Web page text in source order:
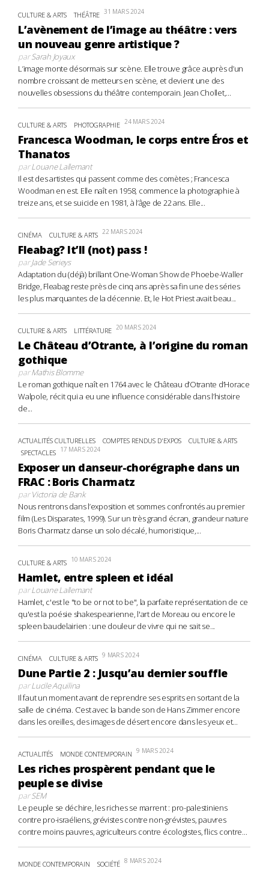
CULTURE & ARTS THÉÂTRE 31 MARS 2024
L’avènement de l’image au théâtre : vers
un nouveau genre artistique ?
parSarah Joyaux
L’image monte désormais sur scène. Elle trouve grâce auprès d’un
nombre croissant de metteurs en scène, et devient une des
nouvelles obsessions du théâtre contemporain. Jean Chollet,...
CULTURE & ARTS PHOTOGRAPHIE 24 MARS 2024
Francesca Woodman, le corps entre Éros et
Thanatos
parLouane Lallemant
Il est des artistes qui passent comme des comètes ; Francesca
Woodman en est. Elle naît en 1958, commence la photographie à
treize ans, et se suicide en 1981, à l’âge de 22 ans. Elle...
CINÉMA CULTURE & ARTS 22 MARS 2024
Fleabag? It’ll (not) pass !
parJade Serieys
Adaptation du (déjà) brillant One-Woman Show de Phoebe-Waller
Bridge, Fleabag reste près de cinq ans après sa fin une des séries
les plus marquantes de la décennie. Et, le Hot Priest avait beau...
CULTURE & ARTS LITTÉRATURE 20 MARS 2024
Le Château d’Otrante, à l’origine du roman
gothique
parMathis Blomme
Le roman gothique naît en 1764 avec le Château d’Otrante d’Horace
Walpole, récit qui a eu une influence considérable dans l’histoire
de...
ACTUALITÉS CULTURELLES COMPTES RENDUS D'EXPOS
CULTURE & ARTS
SPECTACLES 17 MARS 2024
Exposer un danseur-chorégraphe dans un
FRAC : Boris Charmatz
parVictoria de Bank
Nous rentrons dans l’exposition et sommes confrontés au premier
film (Les Disparates, 1999). Sur un très grand écran, grandeur nature
Boris Charmatz danse un solo décalé, humoristique,...
CULTURE & ARTS 10 MARS 2024
Hamlet, entre spleen et idéal
parLouane Lallemant
Hamlet, c'est le "to be or not to be", la parfaite représentation de ce
qu'est la poésie shakespearienne, l'art de Moreau ou encore le
spleen baudelairien : une douleur de vivre qui ne sait se...
CINÉMA CULTURE & ARTS 9 MARS 2024
Dune Partie 2 : Jusqu’au dernier souffle
parLucile Aquilina
Il faut un moment avant de reprendre ses esprits en sortant de la
salle de cinéma. C’est avec la bande son de Hans Zimmer encore
dans les oreilles, des images de désert encore dans les yeux et...
ACTUALITÉS MONDE CONTEMPORAIN 9 MARS 2024
Les riches prospèrent pendant que le
peuple se divise
parSEM
Le peuple se déchire, les riches se marrent : pro-palestiniens
contre pro-israéliens, grévistes contre non-grévistes, pauvres
contre moins pauvres, agriculteurs contre écologistes, flics contre...
MONDE CONTEMPORAIN SOCIÉTÉ 8 MARS 2024